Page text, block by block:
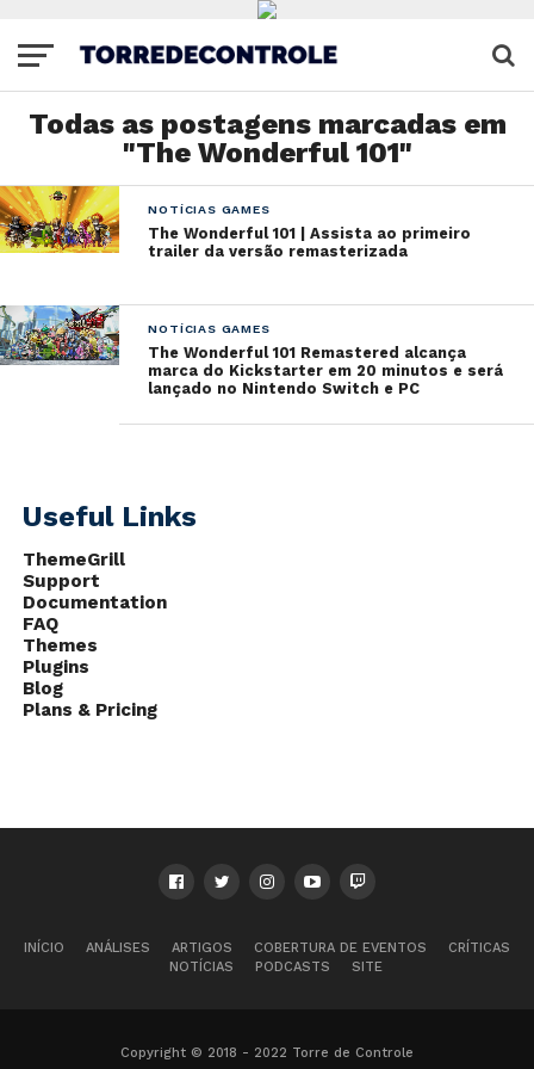
Todas as postagens marcadas em
"The Wonderful 101"
NOTÍCIAS GAMES
The Wonderful 101 | Assista ao primeiro
trailer da versão remasterizada
NOTÍCIAS GAMES
The Wonderful 101 Remastered alcança
marca do Kickstarter em 20 minutos e será
lançado no Nintendo Switch e PC
Useful Links
ThemeGrill
Support
Documentation
FAQ
Themes
Plugins
Blog
Plans & Pricing
INÍCIO ANÁLISES ARTIGOS COBERTURA DE EVENTOS
CRÍTICAS
NOTÍCIAS
PODCASTS SITE
Copyright © 2018 - 2022 Torre de Controle